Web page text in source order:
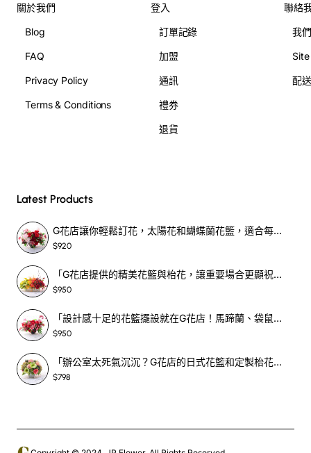
關於我們
Blog
FAQ
Privacy Policy
Terms & Conditions
登入
訂單記錄
加盟
通訊
禮券
退貨
聯絡
我
配
Latest Products
G花店讓你輕鬆訂花，太陽花和蝴蝶蘭花籃，適合每個重要時刻！-SF390
$920
「G花店提供的精美花籃與枱花，讓重要場合更顯祝賀與喜悅，適合各種用場！」-SF398
$950
「設計感十足的花籃擺設就在G花店！馬蹄蘭、袋鼠爪、罌粟花，為你的重大場合增光添彩！」-SF209
$950
「辦公室太死氣沉沉？G花店的日式花籃和定製枱花，為你帶來新鮮感！」-SF465
$798